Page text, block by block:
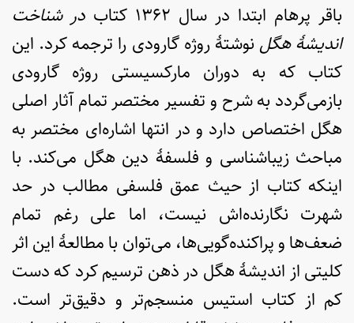
باقر پرهام ابتدا در سال ۱۳۶۲ کتاب
در شناخت
اندیشۀ هگل نوشتۀ روژه گارودی را ترجمه کرد. این
کتاب که به دوران مارکسیستی روژه گارودی
بازمی‌گردد به شرح و تفسیر مختصر تمام آثار اصلی
هگل اختصاص دارد و در انتها اشاره‌ای مختصر به
مباحث زیباشناسی و فلسفۀ دین هگل می‌کند. با
اینکه کتاب از حیث عمق فلسفی مطالب در حد
شهرت نگارنده‌اش نیست، اما علی رغم تمام
ضعف‌ها و پراکنده‌گویی‌ها، می‌توان با مطالعۀ این اثر
کلیتی از اندیشۀ هگل در ذهن ترسیم کرد که دست
کم از کتاب استیس منسجم‌تر و دقیق‌تر است.